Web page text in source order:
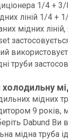
1/4 +
ліній 1/4 +
мідних
труби
мідних
9
Dabund Ви
мідна труба